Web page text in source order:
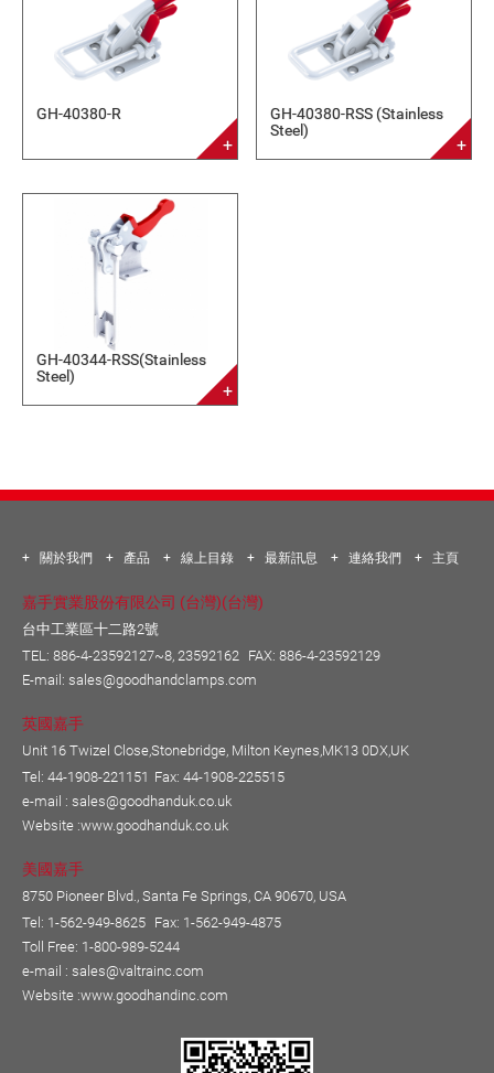
GH-40380-R
GH-40380-RSS (Stainless
Steel)
GH-40344-RSS(Stainless
Steel)
關於我們 產品 線上目錄 最新訊息 連絡我們 主頁
嘉手實業股份有限公司 (台灣)(台灣)
台中工業區十二路2號
TEL: 886-4-23592127~8, 23592162 FAX: 886-4-23592129
E-mail: sales@goodhandclamps.com
英國嘉手
Unit 16 Twizel Close,Stonebridge, Milton Keynes,MK13 0DX,UK
Tel: 44-1908-221151 Fax: 44-1908-225515
e-mail : sales@goodhanduk.co.uk
Website :www.goodhanduk.co.uk
美國嘉手
8750 Pioneer Blvd., Santa Fe Springs, CA 90670, USA
Tel: 1-562-949-8625 Fax: 1-562-949-4875
Toll Free: 1-800-989-5244
e-mail : sales@valtrainc.com
Website :www.goodhandinc.com